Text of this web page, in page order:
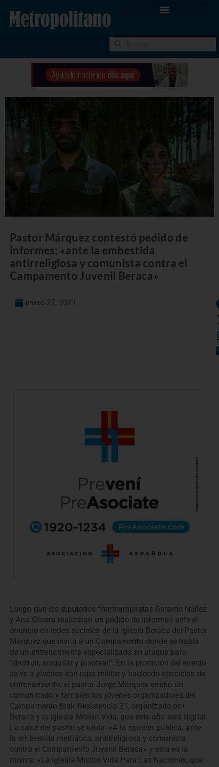
Pastor Márquez contestó pedido de
informes; «ante la embestida
antirreligiosa y comunista contra el
Campamento Juvenil Beraca»
enero 27, 2021
Luego que los diputados frenteamplistas Gerardo Núñez
y Ana Olivera realizaran un pedido de informes ante el
anuncio en redes sociales de la Iglesia Beraca del Pastor
Márquez que invita a un Campamento donde se habla
de un entrenamiento especializado en ataque para
“destruir, aniquilar y pisotear”. En la promción del evento
se ve a jóvenes con ropa militar y haciendo ejercicios de
entrenamiento, el pastor Jorge Márquez emitió un
comunicado y también los jóvenes organizadores del
Campamento Brak Resistencia 21, organizado por
Beraca y la iglesia Misión Vida, que este año será digital.
La carte del pastor se titula: «A la opinión pública, ante
la embestida mediática, antirreligiosa y comunista
contra el Campamento Juvenil Beraca» y esta es la
misiva: «La Iglesia Misión Vida Para Las Naciones, que